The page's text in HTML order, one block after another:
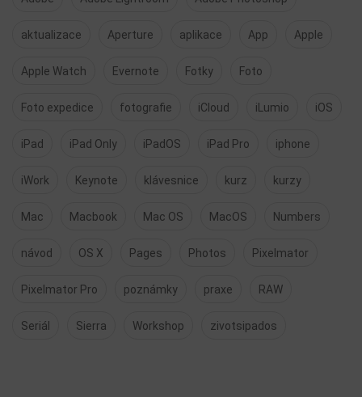
aktualizace Aperture aplikace App Apple
Apple Watch Evernote Fotky Foto
Foto expedice fotografie iCloud iLumio iOS
iPad iPad Only iPadOS iPad Pro iphone
iWork Keynote klávesnice kurz kurzy
Mac Macbook Mac OS MacOS Numbers
návod OS X Pages Photos Pixelmator
Pixelmator Pro poznámky praxe RAW
Seriál Sierra Workshop zivotsipados